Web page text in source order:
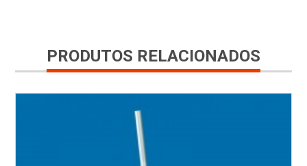
PRODUTOS RELACIONADOS